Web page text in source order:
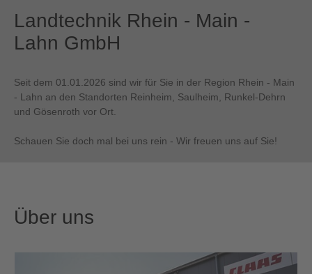
Landtechnik Rhein - Main -
Lahn GmbH
Seit dem 01.01.2026 sind wir für Sie in der Region Rhein - Main
- Lahn an den Standorten Reinheim, Saulheim, Runkel-Dehrn
und Gösenroth vor Ort.
Schauen Sie doch mal bei uns rein - Wir freuen uns auf Sie!
Über uns